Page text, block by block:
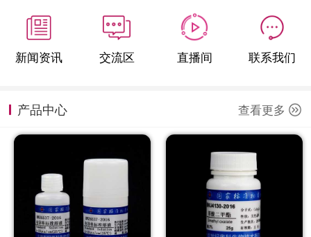
新闻资讯 交流区 直播间 联系我们
产品中心 查看更多
定制标物
定制仪器
新闻资讯
公司主页
购物车